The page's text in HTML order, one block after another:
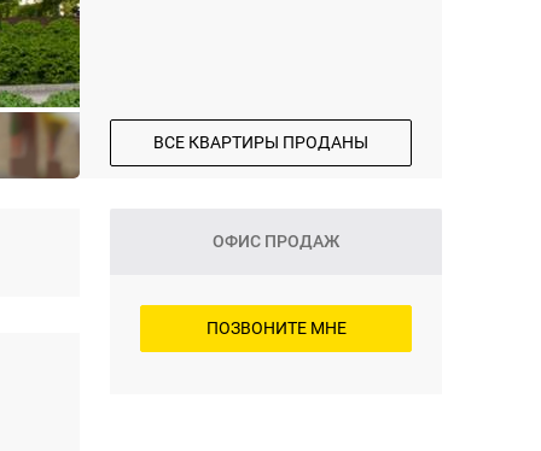
ВСЕ КВАРТИРЫ ПРОДАНЫ
ОФИС ПРОДАЖ
ПОЗВОНИТЕ МНЕ